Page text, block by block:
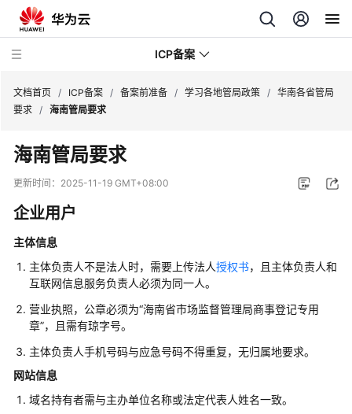
ICP备案
新
动
品
介
绍
快
速
入
门
备
文档首页 / ICP备案 / 备案前准备 / 学习各地管局政策 / 华南各省管局
要求 / 海南管局要求
海南管局要求
更新时间： 2025-11-19 GMT+08:00
企业用户
主体信息
主体负责人不是法人时，需要上传法人授权书，且主体负责人和
互联网信息服务负责人必须为同一人。
营业执照，公章必须为“海南省市场监督管理局商事登记专用
章”，且需有琼字号。
主体负责人手机号码与应急号码不得重复，无归属地要求。
网站信息
域名持有者需与主办单位名称或法定代表人姓名一致。